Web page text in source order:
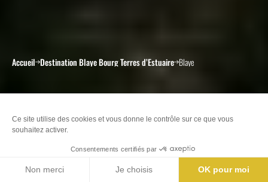
Nos offices de Tourisme Billetterie
Accueil Destination Blaye Bourg Terres d’Estuaire Blaye
Blaye